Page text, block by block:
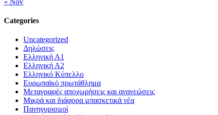
Categories
Uncategorized
Δηλώσεις
Ελληνική Α1
Ελληνική Α2
Ελληνικό Κύπελλο
Ευρωπαϊκό πρωτάθλημα
Μεταγραφές αποχωρήσεις και ανανεώσεις
Μικρά και διάφορα μπασκετικά νέα
Πανηγυρισμοί